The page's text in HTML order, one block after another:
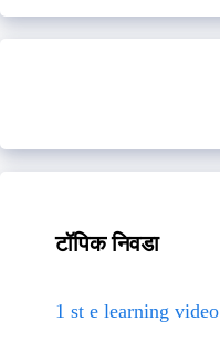
टॉपिक निवडा
1 st e learning video